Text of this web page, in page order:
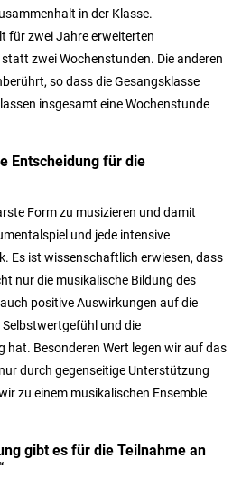
in der Klasse.
für zwei Jahre erweiterten
zwei Wochenstunden. Die anderen
so dass die Gesangsklasse
insgesamt eine Wochenstunde
Entscheidung für die
Form zu musizieren und damit
und jede intensive
Es ist wissenschaftlich erwiesen, dass
nur die musikalische Bildung des
positive Auswirkungen auf die
und die
hat. Besonderen Wert legen wir auf das
durch gegenseitige Unterstützung
zu einem musikalischen Ensemble
gibt es für die Teilnahme an